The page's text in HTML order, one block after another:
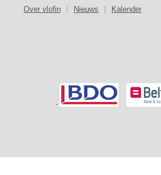
Over vlofin Nieuws Kalender
-